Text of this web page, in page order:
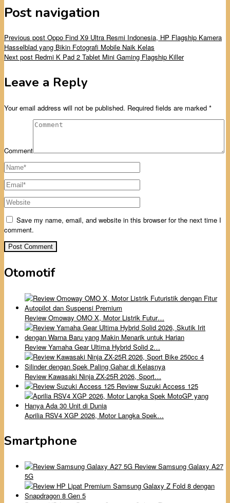
Post navigation
Previous post Oppo Find X9 Ultra Resmi Indonesia, HP Flagship Kamera
Hasselblad yang Bikin Fotografi Mobile Naik Kelas
Next post Redmi K Pad 2 Tablet Mini Gaming Flagship Killer
Leave a Reply
Your email address will not be published. Required fields are marked *
Comment
Save my name, email, and website in this browser for the next time I
comment.
Otomotif
Review Omoway OMO X, Motor Listrik Futur…
Review Yamaha Gear Ultima Hybrid Solid 2…
Review Kawasaki Ninja ZX-25R 2026, Sport…
Review Suzuki Access 125
Aprilia RSV4 XGP 2026, Motor Langka Spek…
Smartphone
Review Samsung Galaxy A27
5G